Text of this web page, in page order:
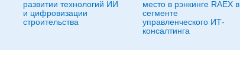
развитии технологий ИИ
и цифровизации
строительства
место в рэнкинге RAEX в
сегменте
управленческого ИТ-
консалтинга